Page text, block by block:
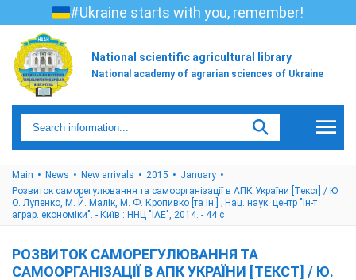
#Ukraine starts with you, remember!
National scientific agricultural library
National academy of agrarian sciences of Ukraine
Main News New arrivals 2015
January
Розвиток саморегулювання та самоорганізації в АПК України [Текст] / Ю.
О. Лупенко, М. Й. Малік, М. Ф. Кропивко [та ін.] ; Нац. наук. центр "Ін-т
аграр. економіки". - Київ : ННЦ "ІАЕ", 2014. - 44 с
РОЗВИТОК САМОРЕГУЛЮВАННЯ ТА
САМООРГАНІЗАЦІЇ В АПК УКРАЇНИ [ТЕКСТ] / Ю.